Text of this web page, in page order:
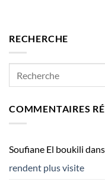
RECHERCHE
COMMENTAIRES
Soufiane El boukili dans
rendent plus visite